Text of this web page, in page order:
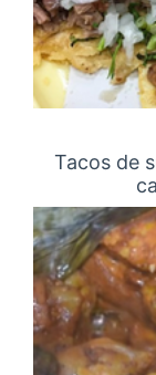
Tacos de